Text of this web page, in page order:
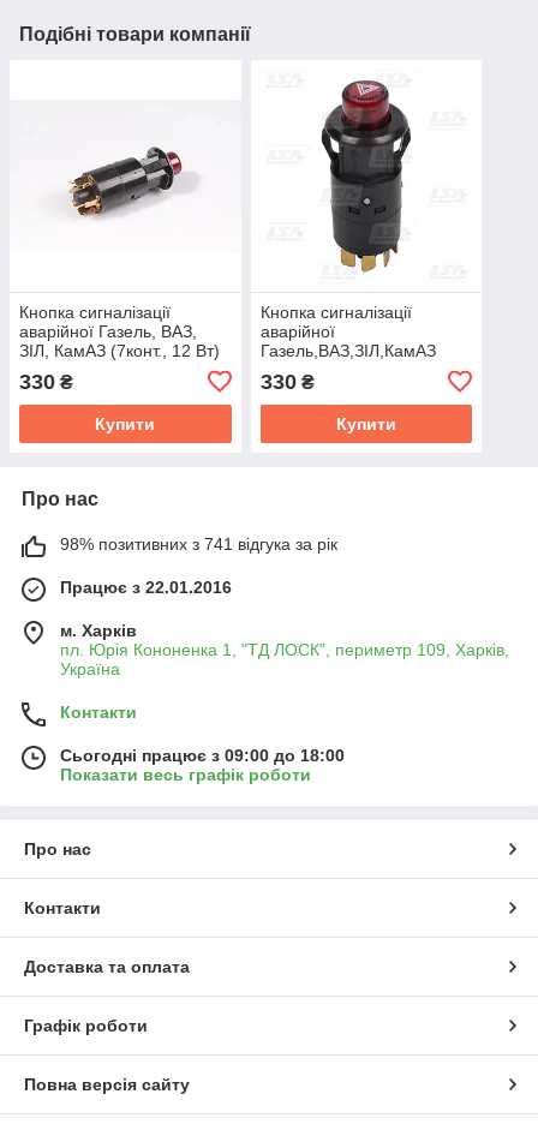
Подібні товари компанії
Кнопка сигналізації
аварійної Газель, ВАЗ,
ЗІЛ, КамАЗ (7конт., 12 Вт)
330 ₴
Купити
Кнопка сигналiзацiї
аварiйної
Газель,ВАЗ,ЗIЛ,КамАЗ
24.3710
330₴
Купити
Про нас
98% позитивних з 741 відгука за рік
Працює з 22.01.2016
м. Харків
пл. Юрія Кононенка 1, "ТД ЛОСК", периметр 109, Харків,
Україна
Контакти
Сьогодні працює з 09:00 до 18:00
Показати весь графік роботи
Про нас
Контакти
Доставка та оплата
Графік роботи
Повна версія сайту